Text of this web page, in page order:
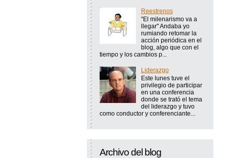
Reestrenos
"El milenarismo va a
llegar" Andaba yo
rumiando retomar la
acción periódica en el
blog, algo que con el
tiempo y los cambios p...
Liderazgo
Este lunes tuve el
privilegio de participar
en una conferencia
donde se trató el tema
del liderazgo y tuvo
como conductor y conferenciante...
Archivo del blog